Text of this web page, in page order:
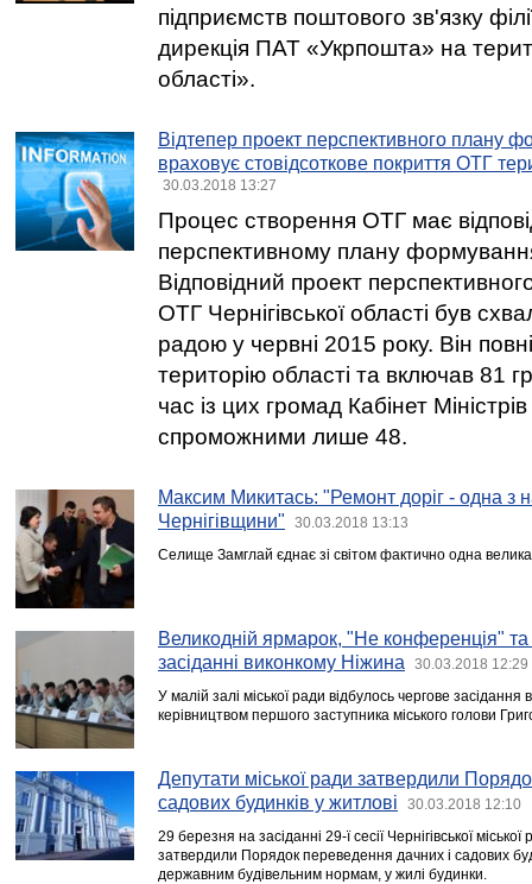
підприємств поштового зв'язку
дирекція ПАТ «Укрпошта» на
області».
Відтепер проект перспективного плану
враховує стовідсоткове покриття ОТГ
30.03.2018 13:27
Процес створення ОТГ має
перспективному плану
Відповідний проект
ОТГ Чернігівської області був
радою у червні 2015 року. Він
територію області та включав 81
час із цих громад Кабінет
спроможними лише 48.
Максим Микитась: "Ремонт доріг - одна з
Чернігівщини"
30.03.2018 13:13
Селище Замглай єднає зі світом фактично одна
Великодній ярмарок, "Не конференція" та
засіданні виконкому Ніжина
30.03.2018 12:29
У малій залі міської ради відбулось чергове засідання
керівництвом першого заступника міського голови
Депутати міської ради затвердили
садових будинків у житлові
30.03.2018 12:10
29 березня на засіданні 29-ї сесії Чернігівської
затвердили Порядок переведення дачних і садових
державним будівельним нормам, у жилі будинки.